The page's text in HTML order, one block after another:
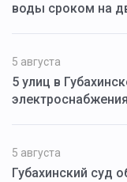
воды сроком на
5 августа
5 улиц в
электроснабжения
5 августа
Губахинский суд